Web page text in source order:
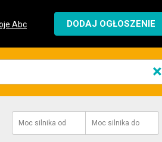
Abc DODAJ OGŁOSZENIE
×
Moc silnika od Moc silnika do